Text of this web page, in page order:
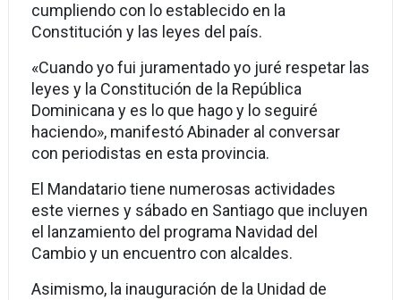
cumpliendo con lo establecido en la
Constitución y las leyes del país.
«Cuando yo fui juramentado yo juré respetar las
leyes y la Constitución de la República
Dominicana y es lo que hago y lo seguiré
haciendo», manifestó Abinader al conversar
con periodistas en esta provincia.
El Mandatario tiene numerosas actividades
este viernes y sábado en Santiago que incluyen
el lanzamiento del programa Navidad del
Cambio y un encuentro con alcaldes.
Asimismo, la inauguración de la Unidad de